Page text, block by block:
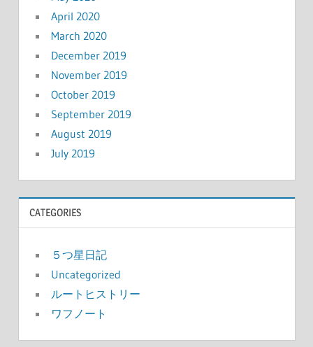
April 2020
March 2020
December 2019
November 2019
October 2019
September 2019
August 2019
July 2019
CATEGORIES
５つ星日記
Uncategorized
ルートヒストリー
ワフノート